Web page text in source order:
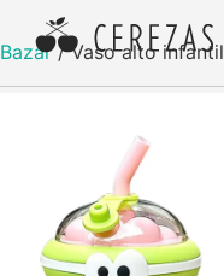
Bazar/ Vaso alto infantil